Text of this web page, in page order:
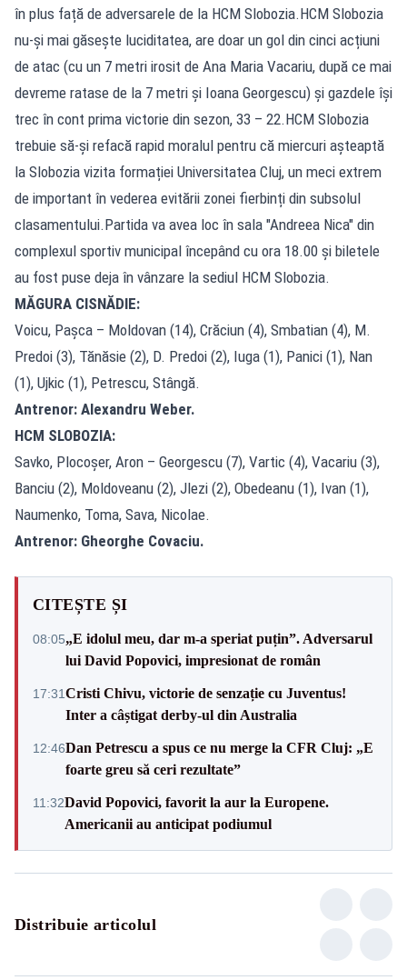
în plus față de adversarele de la HCM Slobozia.HCM Slobozia
nu-și mai găsește luciditatea, are doar un gol din cinci acțiuni
de atac (cu un 7 metri irosit de Ana Maria Vacariu, după ce mai
devreme ratase de la 7 metri și Ioana Georgescu) și gazdele își
trec în cont prima victorie din sezon, 33 – 22.HCM Slobozia
trebuie să-și refacă rapid moralul pentru că miercuri așteaptă
la Slobozia vizita formației Universitatea Cluj, un meci extrem
de important în vederea evitării zonei fierbinți din subsolul
clasamentului.Partida va avea loc în sala "Andreea Nica" din
complexul sportiv municipal începând cu ora 18.00 și biletele
au fost puse deja în vânzare la sediul HCM Slobozia.
MĂGURA CISNĂDIE:
Voicu, Pașca – Moldovan (14), Crăciun (4), Smbatian (4), M.
Predoi (3), Tănăsie (2), D. Predoi (2), Iuga (1), Panici (1), Nan
(1), Ujkic (1), Petrescu, Stângă.
Antrenor: Alexandru Weber.
HCM SLOBOZIA:
Savko, Plocoșer, Aron – Georgescu (7), Vartic (4), Vacariu (3),
Banciu (2), Moldoveanu (2), Jlezi (2), Obedeanu (1), Ivan (1),
Naumenko, Toma, Sava, Nicolae.
Antrenor: Gheorghe Covaciu.
CITEȘTE ȘI
08:05„E idolul meu, dar m-a speriat puțin”. Adversarul
lui David Popovici, impresionat de român
17:31Cristi Chivu, victorie de senzație cu Juventus!
Inter a câștigat derby-ul din Australia
12:46Dan Petrescu a spus ce nu merge la CFR Cluj: „E
foarte greu să ceri rezultate”
11:32David Popovici, favorit la aur la Europene.
Americanii au anticipat podiumul
Distribuie articolul